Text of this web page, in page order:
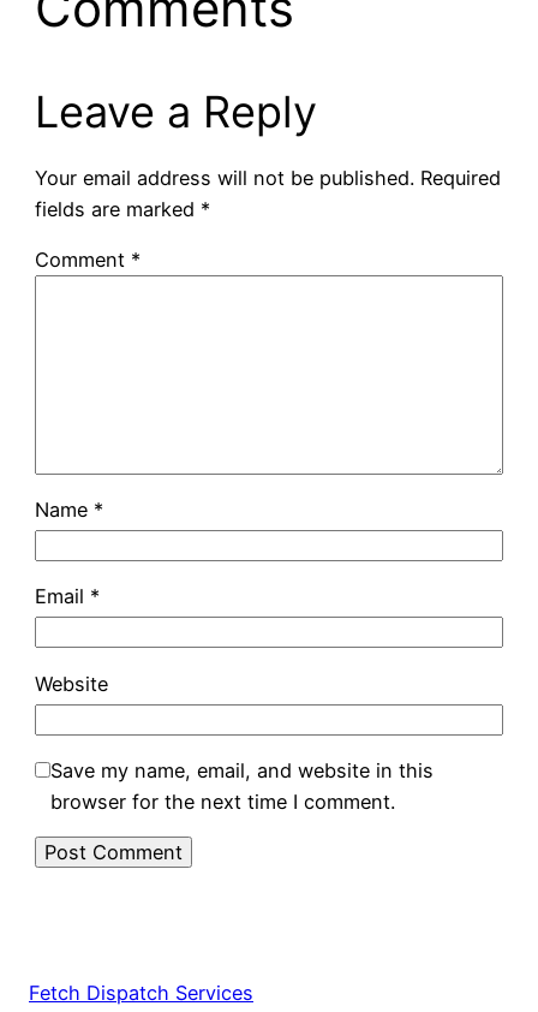
Leave a Reply
Your email address will not be published. Required
fields are marked *
Comment *
Name *
Email *
Website
Save my name, email, and website in this
browser for the next time I comment.
Fetch Dispatch Services